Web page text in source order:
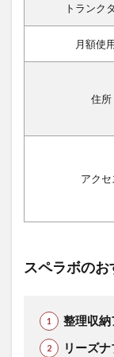
トランク
月額使
住所
アクセ
スペラボのお
整理収
リーズ